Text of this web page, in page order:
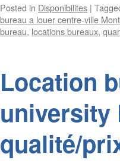
Posted in Disponibilites |
bureau a louer centre-ville
bureau, locations bureaux,
Location
university
qualité/